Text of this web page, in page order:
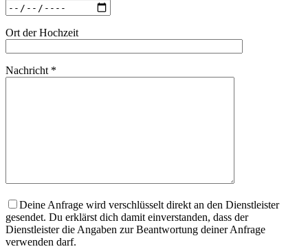
Ort der Hochzeit
Nachricht *
Deine Anfrage wird verschlüsselt direkt an den Dienstleister
gesendet. Du erklärst dich damit einverstanden, dass der
Dienstleister die Angaben zur Beantwortung deiner Anfrage
verwenden darf.